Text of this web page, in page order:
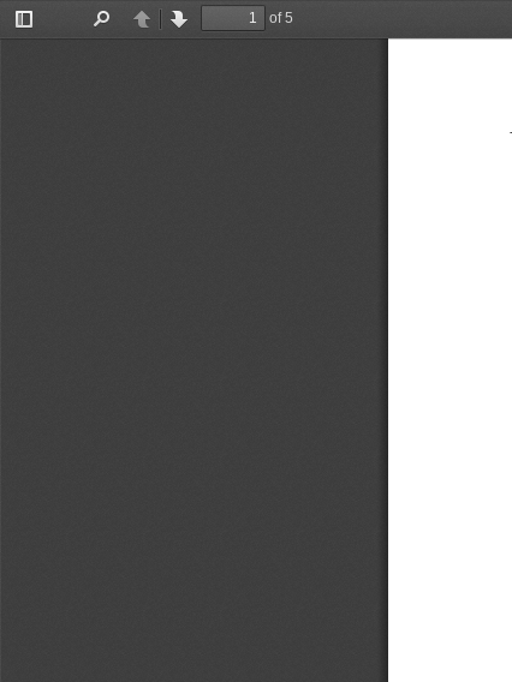
Toggle
PreviousNext
of 5